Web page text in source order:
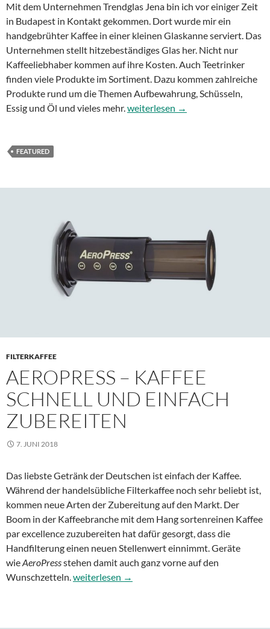
Mit dem Unternehmen Trendglas Jena bin ich vor einiger Zeit
in Budapest in Kontakt gekommen. Dort wurde mir ein
handgebrühter Kaffee in einer kleinen Glaskanne serviert. Das
Unternehmen stellt hitzebeständiges Glas her. Nicht nur
Kaffeeliebhaber kommen auf ihre Kosten. Auch Teetrinker
finden viele Produkte im Sortiment. Dazu kommen zahlreiche
Produkte rund um die Themen Aufbewahrung, Schüsseln,
Essig und Öl und vieles mehr.Trendglas Jena – tolle Produkte
weiterlesen →
FEATURED
FILTERKAFFEE
AEROPRESS – KAFFEE
SCHNELL UND EINFACH
ZUBEREITEN
7. JUNI 2018
Das liebste Getränk der Deutschen ist einfach der Kaffee.
Während der handelsübliche Filterkaffee noch sehr beliebt ist,
kommen neue Arten der Zubereitung auf den Markt. Der
Boom in der Kaffeebranche mit dem Hang sortenreinen Kaffee
par excellence zuzubereiten hat dafür gesorgt, dass die
Handfilterung einen neuen Stellenwert einnimmt. Geräte
wieAeroPressstehen damit auch ganz vorne auf den
Wunschzetteln.AeroPress – Kaffee schnell und einfach
weiterlesen →